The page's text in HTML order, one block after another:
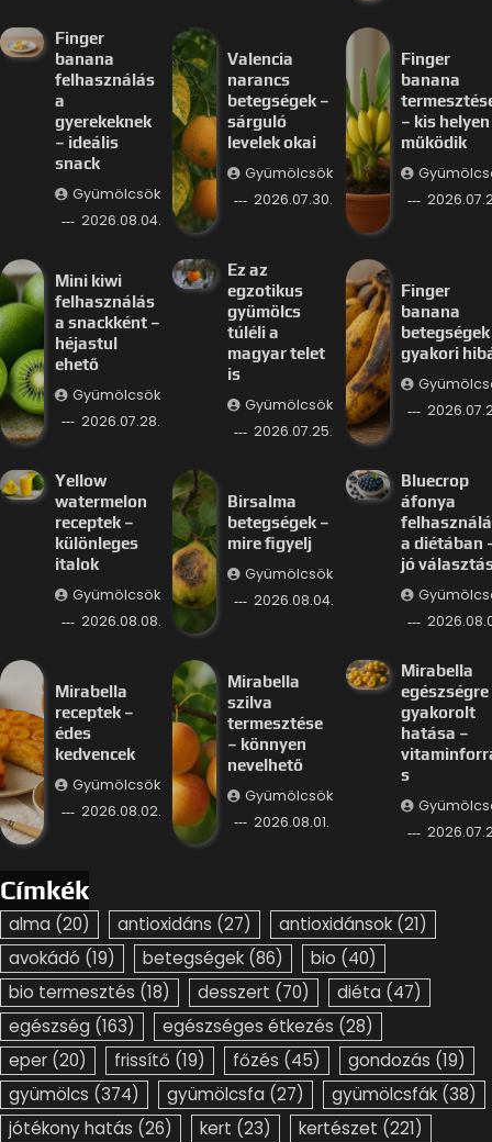
Finger
banana
felhasználás
a
gyerekeknek
– ideális
snack
Gyümölcsök
2026.08.04.
Valencia
narancs
betegségek –
sárguló
levelek okai
Gyümölcsök
2026.07.30.
Finger
banana
– kis
működik
Mini kiwi
felhasználás
a snackként –
héjastul
ehető
Gyümölcsök
2026.07.28.
Ez az
egzotikus
gyümölcs
túléli a
magyar telet
is
Gyümölcsök
2026.07.25.
Finger
banana
betegségek
gyakori
Yellow
watermelon
receptek –
különleges
italok
Gyümölcsök
2026.08.08.
Birsalma
betegségek –
mire figyelj
Gyümölcsök
2026.08.04.
Bluecrop
áfonya
a diétában
jó
Mirabella
receptek –
édes
kedvencek
Gyümölcsök
2026.08.02.
Mirabella
szilva
termesztése
– könnyen
nevelhető
Gyümölcsök
2026.08.01.
Mirabella
egészségre
gyakorolt
hatása –
s
Címkék
alma (20) antioxidáns (27) antioxidánsok (21)
avokádó (19) betegségek (86) bio (40)
bio termesztés (18) desszert (70) diéta (47)
egészség (163) egészséges étkezés (28)
eper (20) frissítő (19) főzés (45) gondozás (19)
gyümölcs (374) gyümölcsfa (27) gyümölcsfák (38)
jótékony hatás (26) kert (23) kertészet (221)